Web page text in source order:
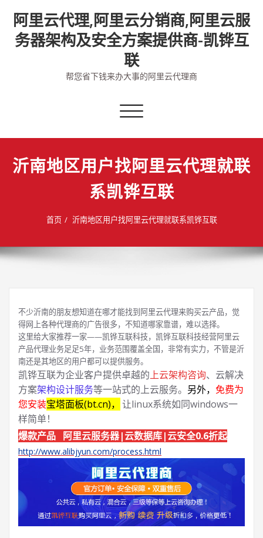
content
阿里云代理,阿里云分销商,阿里云服
务器架构及安全方案提供商-凯铧互
联
帮您省下钱来办大事的阿里云代理商
切
导
沂南地区用户找阿里云代理就联
系凯铧互联
首页 沂南地区用户找阿里云代理就联系凯铧互联
不少沂南的朋友想知道在哪才能找到阿里云代理来购买云产品，觉
得网上各种代理商的广告很多，不知道哪家靠谱，难以选择。
这里给大家推荐一家——凯铧互联科技，凯铧互联科技经营阿里云
产品代理业务足足5年，业务范围覆盖全国，非常有实力，不管是沂
南还是其地区的用户都可以提供服务。
凯铧互联为企业客户提供卓越的上云架构咨询、云解决
方案架构设计服务等一站式的上云服务。 另外， 免费为
您安装宝塔面板(bt.cn)， 让linux系统如同windows一
样简单！
爆款产品 阿里云服务器|云数据库|云安全0.6折起
http://www.alibjyun.com/process.html